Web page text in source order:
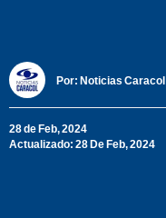
Por: Noticias Caracol
28 de Feb, 2024
Actualizado: 28 De Feb, 2024